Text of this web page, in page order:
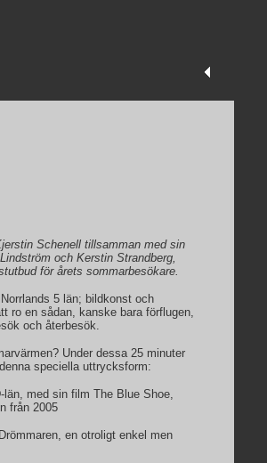
Schenell tillsamman med sin
och Kerstin Strandberg,
för årets sommarbesökare.
5 län; bildkonst och
ro en sådan, kanske bara förflugen,
och återbesök.
Under dessa 25 minuter
speciella uttrycksform:
län, med sin film The Blue Shoe,
från 2005
en otroligt enkel men